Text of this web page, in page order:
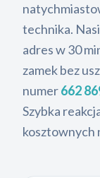
technika.
adres w 30
zamek bez
numer662
Szybka
kosztownych